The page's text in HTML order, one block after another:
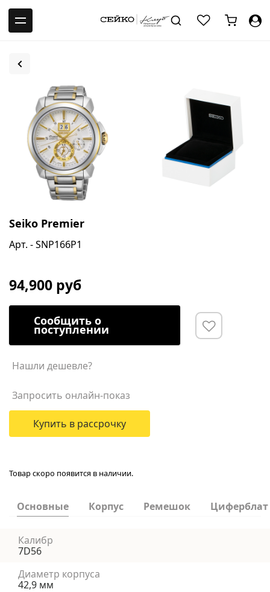
Seiko Premier
Арт. - SNP166P1
94,900 руб
Сообщить о
поступлении
Нашли дешевле?
Запросить онлайн-показ
Купить в рассрочку
Товар скоро появится в наличии.
Основные Корпус Ремешок Циферблат
Калибр
7D56
Диаметр корпуса
42,9 мм